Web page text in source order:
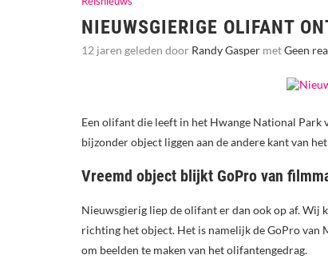
NIEUWSGIERIGE OLIFANT
12 jaren geleden door Randy Gasper metGeen
Een olifant die leeft in het Hwange National Park
bijzonder object liggen aan de andere kant van
Vreemd object blijkt GoPro van
Nieuwsgierig liep de olifant er dan ook op af. Wij
richting het object. Het is namelijk de GoPro van
om beelden te maken van het olifantengedrag.